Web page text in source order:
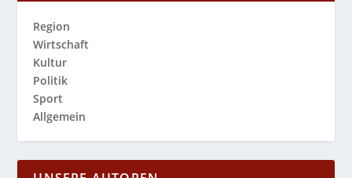
Region
Wirtschaft
Kultur
Politik
Sport
Allgemein